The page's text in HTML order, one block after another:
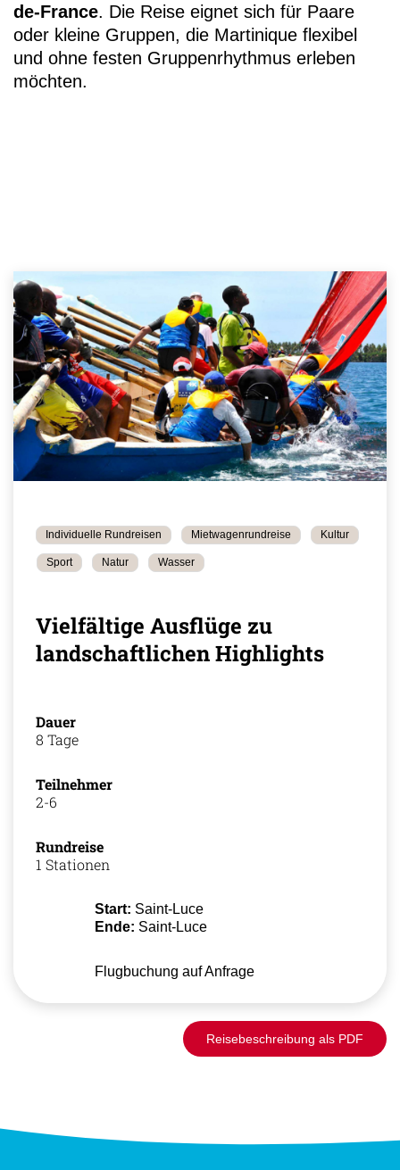
de-France. Die Reise eignet sich für Paare
oder kleine Gruppen, die Martinique flexibel
und ohne festen Gruppenrhythmus erleben
möchten.
Individuelle Rundreisen Mietwagenrundreise Kultur
Sport Natur Wasser
Vielfältige Ausflüge zu
landschaftlichen Highlights
Dauer
8 Tage
Teilnehmer
2-6
Rundreise
1 Stationen
Start: Saint-Luce
Ende: Saint-Luce
Flugbuchung auf Anfrage
Reisebeschreibung als PDF